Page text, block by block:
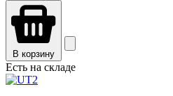
В корзину
Есть на складе